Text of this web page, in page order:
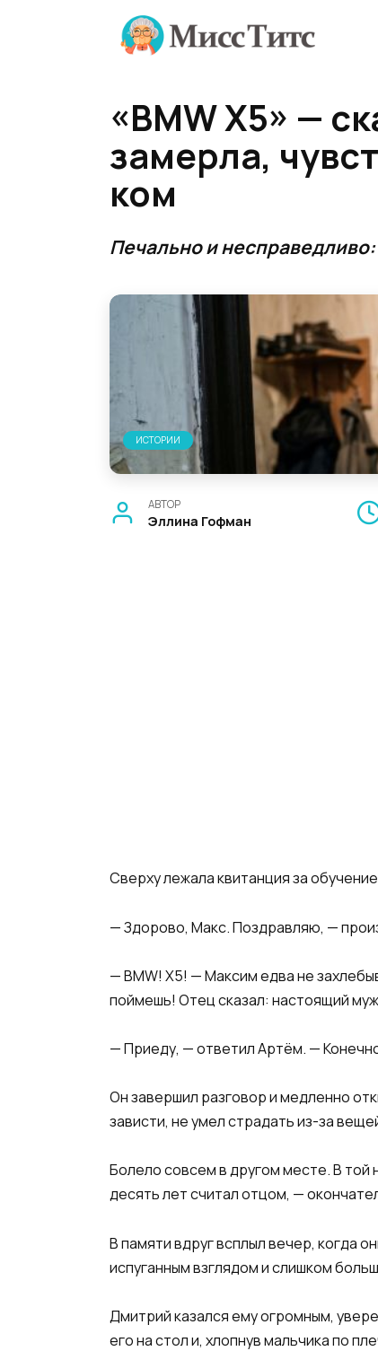
«BMW X5» —
замерла,
ком
Печально и
ИСТОРИИ
АВТОР
Эллина Гофман
Сверху лежала квитанция за
— Здорово, Макс. Поздравляю, —
— BMW! X5! — Максим едва не
поймешь! Отец сказал: настоящий
— Приеду, — ответил Артём. —
Он завершил разговор и медленно
зависти, не умел страдать из-за
Болело совсем в другом месте. В
десять лет считал отцом, —
В памяти вдруг всплыл вечер, когда
испуганным взглядом и слишком
Дмитрий казался ему огромным,
его на стол и, хлопнув мальчика по